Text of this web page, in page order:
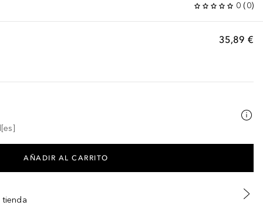
0 (0)
35,89 €
AÑADIR AL CARRITO
tienda